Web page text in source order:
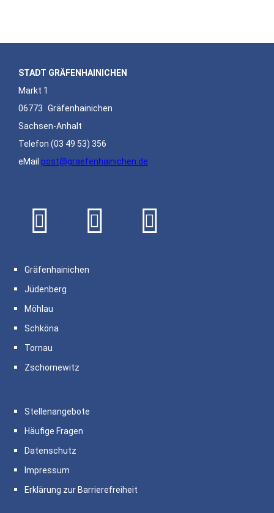
STADT GRÄFENHAINICHEN
Markt 1
06773 Gräfenhainichen
Sachsen-Anhalt
Telefon (03 49 53) 356
eMail post@graefenhainichen.de
Gräfenhainichen
Jüdenberg
Möhlau
Schköna
Tornau
Zschornewitz
Stellenangebote
Häufige Fragen
Datenschutz
Impressum
Erklärung zur Barrierefreiheit